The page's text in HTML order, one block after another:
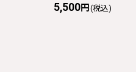
5,500円 (税込)